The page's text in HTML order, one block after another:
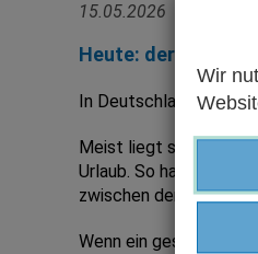
Wir
15.05.2026
Heute: der
In Deutschland
Meist liegt so ein
Urlaub. So haben sie
zwischen den ohnehin
Wenn ein gesetzlicher